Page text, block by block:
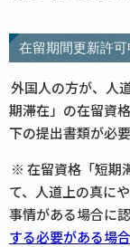
在留期間更新許可
外国人の方が、人
期滞在」の在留資
下の提出書類が必
※ 在留資格「短期
て、人道上の真に
事情がある場合に
する必要がある場